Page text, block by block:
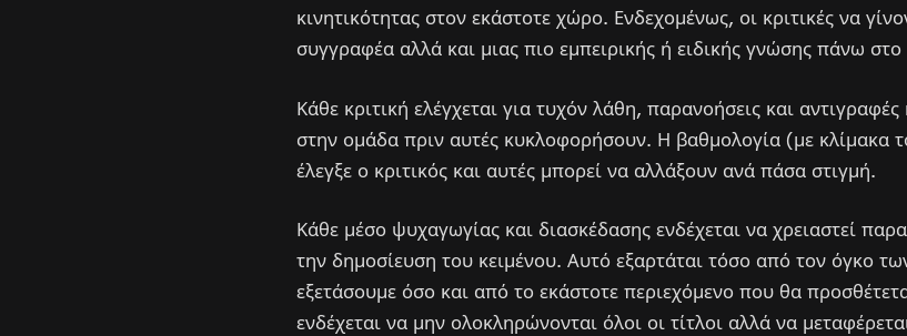
κινητικότητας στον εκάστοτε χώρο. Ενδεχομένως, οι κριτικές να
συγγραφέα αλλά και μιας πιο εμπειρικής ή ειδικής γνώσης πάνω στο
Κάθε κριτική ελέγχεται για τυχόν λάθη, παρανοήσεις και
στην ομάδα πριν αυτές κυκλοφορήσουν. Η βαθμολογία (με κλίμακα
έλεγξε ο κριτικός και αυτές μπορεί να αλλάξουν ανά πάσα στιγμή.
Κάθε μέσο ψυχαγωγίας και διασκέδασης ενδέχεται να χρειαστεί
την δημοσίευση του κειμένου. Αυτό εξαρτάται τόσο από τον όγκο
εξετάσουμε όσο και από το εκάστοτε περιεχόμενο που θα
ενδέχεται να μην ολοκληρώνονται όλοι οι τίτλοι αλλά να